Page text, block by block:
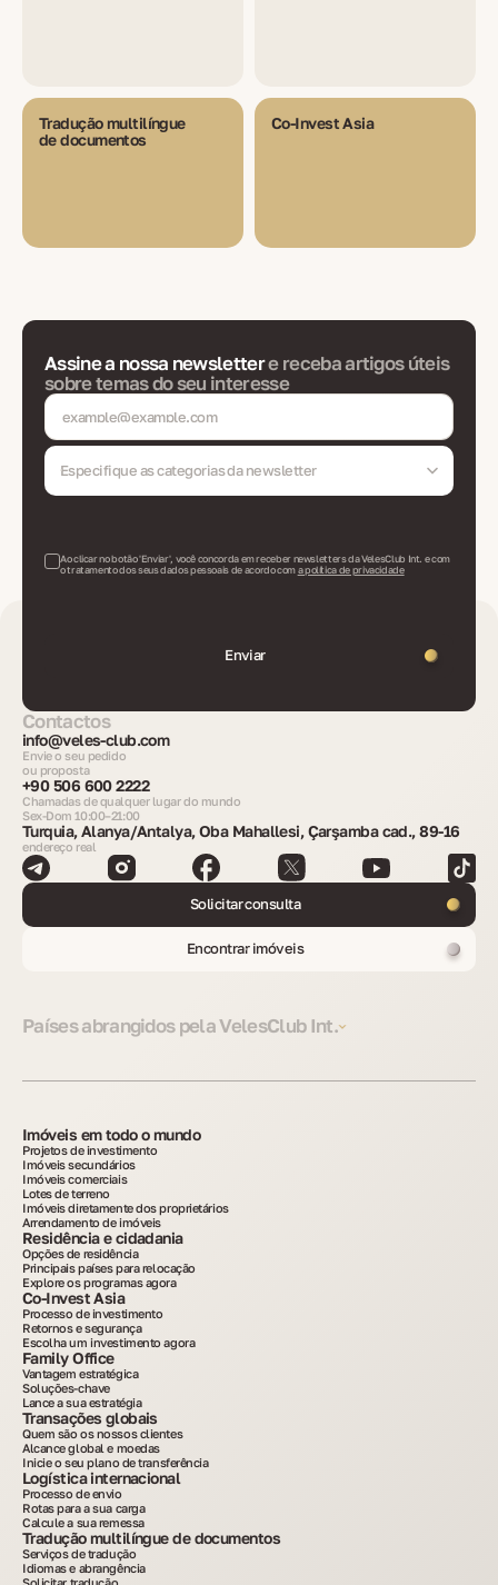
Tradução multilíngue
de documentos
Co-Invest Asia
Assine a nossa newslettere receba artigos úteis
sobre temas do seu interesse
Especifique as categorias da newsletter
Ao clicar no botão 'Enviar', você concorda em receber newsletters da VelesClub Int. e com
o tratamento dos seus dados pessoais de acordo coma política de privacidade
Enviar
Contactos
info@veles-club.com
Envie o seu pedido
ou proposta
+90 506 600 2222
Chamadas de qualquer lugar do mundo
Sex-Dom 10:00–21:00
Turquia, Alanya/Antalya, Oba Mahallesi, Çarşamba cad., 89-16
endereço real
Solicitar consulta
Encontrar imóveis
Países abrangidos pela VelesClub Int.
Imóveis em todo o mundo
Projetos de investimento
Imóveis secundários
Imóveis comerciais
Lotes de terreno
Imóveis diretamente dos proprietários
Arrendamento de imóveis
Residência e cidadania
Opções de residência
Principais países para relocação
Explore os programas agora
Co-Invest Asia
Processo de investimento
Retornos e segurança
Escolha um investimento agora
Family Office
Vantagem estratégica
Soluções-chave
Lance a sua estratégia
Transações globais
Quem são os nossos clientes
Alcance global e moedas
Inicie o seu plano de transferência
Logística internacional
Processo de envio
Rotas para a sua carga
Calcule a sua remessa
Tradução multilíngue de documentos
Serviços de tradução
Idiomas e abrangência